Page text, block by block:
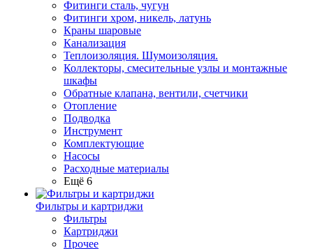
Фитинги сталь, чугун
Фитинги хром, никель, латунь
Краны шаровые
Канализация
Теплоизоляция. Шумоизоляция.
Коллекторы, смесительные узлы и монтажные
шкафы
Обратные клапана, вентили, счетчики
Отопление
Подводка
Инструмент
Комплектующие
Насосы
Расходные материалы
Ещё 6
Фильтры и картриджи
Фильтры
Картриджи
Прочее